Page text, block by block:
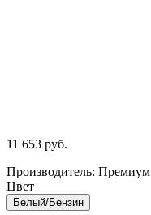
11 653 руб.
Производитель: Премиум
Цвет
Белый/Бензин